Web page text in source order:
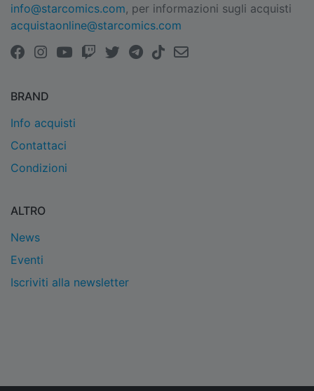
info@starcomics.com, per informazioni sugli acquisti
acquistaonline@starcomics.com
BRAND
Info acquisti
Contattaci
Condizioni
ALTRO
News
Eventi
Iscriviti alla newsletter